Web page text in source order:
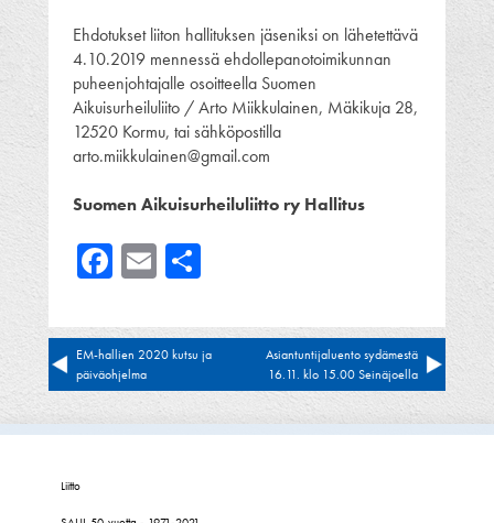
Ehdotukset liiton hallituksen jäseniksi on lähetettävä
4.10.2019 mennessä ehdollepanotoimikunnan
puheenjohtajalle osoitteella Suomen
Aikuisurheiluliito / Arto Miikkulainen, Mäkikuja 28,
12520 Kormu, tai sähköpostilla
arto.miikkulainen@gmail.com
Suomen Aikuisurheiluliitto ry Hallitus
Facebook
Email
Artikkelien
selaus
EM-hallien 2020 kutsu ja
päiväohjelma
Asiantuntijaluento sydämestä
16.11. klo 15.00 Seinäjoella
Liitto